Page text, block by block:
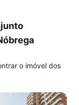
o imóvel dos